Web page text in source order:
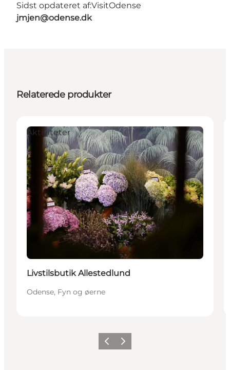
Sidst opdateret af:VisitOdense
jmjen@odense.dk
Relaterede produkter
Aktiviteter
Livstilsbutik Allestedlund
Odense, Fyn og øerne
ForrigeNæste